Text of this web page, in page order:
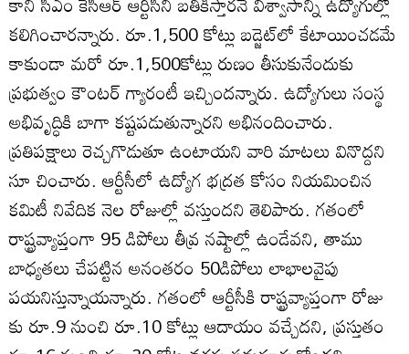
కలిగించారన్నారు. రూ.1,500 కోట్లు బడ్జెట్‌లో కేటాయించడమే
కాకుండా మరో రూ.1,500కోట్లు రుణం తీసుకునేందుకు
ప్రభుత్వం కౌంటర్‌ గ్యారంటీ ఇచ్చిందన్నారు. ఉద్యోగులు సంస్థ
అభివృద్ధికి బాగా కష్టపడుతున్నారని అభినందించారు.
ప్రతిపక్షాలు రెచ్చగొడుతూ ఉంటాయని వారి మాటలు వినొద్దని
సూ చించారు. ఆర్టీసీలో ఉద్యోగ భద్రత కోసం నియమించిన
కమిటీ నివేదిక నెల రోజుల్లో వస్తుందని తెలిపారు. గతంలో
రాష్ట్రవ్యాప్తంగా 95 డిపోలు తీవ్ర నష్టాల్లో ఉండేవని, తాము
బాధ్యతలు చేపట్టిన అనంతరం 50డిపోలు లాభాలవైపు
పయనిస్తున్నాయన్నారు. గతంలో ఆర్టీసీకి రాష్ట్రవ్యాప్తంగా రోజు
కు రూ.9 నుంచి రూ.10 కోట్లు ఆదాయం వచ్చేదని, ప్రస్తుతం